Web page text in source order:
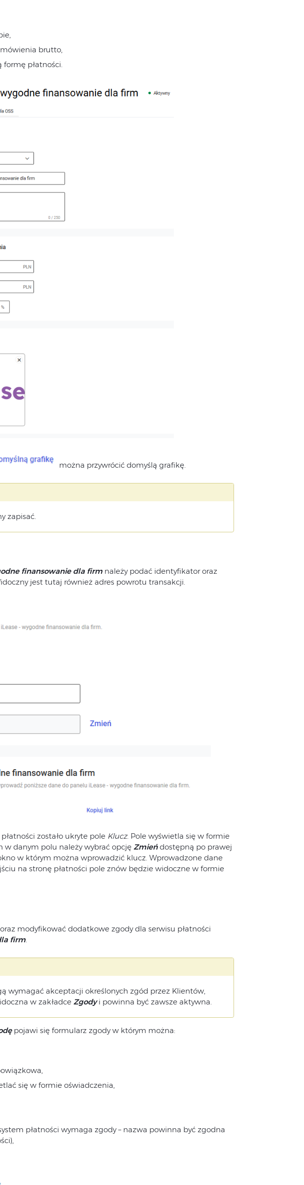
brutto,
płatności.
można przywrócić domyślą grafikę.
zapisać.
finansowanie dla firmnależy podać identyfikator oraz
jest tutaj również adres powrotu transakcji.
zostało ukryte pole Klucz. Pole wyświetla się w formie
w danym polu należy wybrać opcję Zmieńdostępną po prawej
w którym można wprowadzić klucz. Wprowadzone dane
na stronę płatności pole znów będzie widoczne w formie
modyfikować dodatkowe zgody dla serwisu płatności
firm.
wymagać akceptacji określonych zgód przez Klientów,
w zakładce Zgody i powinna być zawsze aktywna.
pojawi się formularz zgody w którym można:
się w formie oświadczenia,
płatności wymaga zgody – nazwa powinna być zgodna